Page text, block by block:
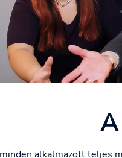
alkalmazott teljes